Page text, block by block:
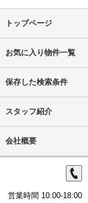
トップページ
お気に入り物件一覧
保存した検索条件
スタッフ紹介
会社概要
営業時間 10:00-18:00